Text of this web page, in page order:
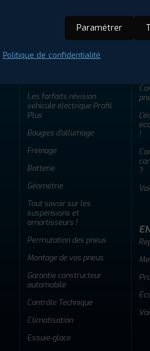
ENTRETIEN
Distribution
Les forfaits révision
véhicule électrique Profil
Plus
Bougies d'allumage
Freinage
Batterie
Géométrie
Tout savoir sur les
suspensions et
amortisseurs !
Permutation des pneus
Montage de vos pneus
Garantie constructeur
automobile
Contrôle Technique
Climatisation
Essuie-glace
!
?
Paramétrer
Politique de confidentialité